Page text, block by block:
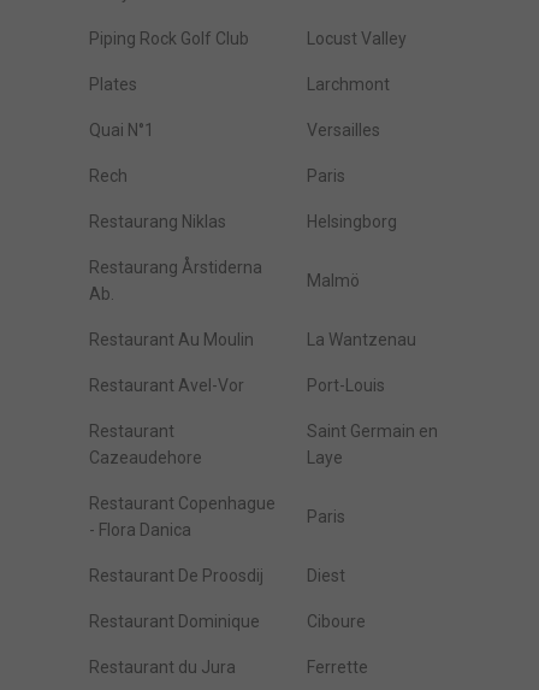
Piping Rock Golf Club Locust Valley
Plates Larchmont
Quai N°1 Versailles
Rech Paris
Restaurang Niklas Helsingborg
Restaurang Årstiderna
Ab.
Malmö
Restaurant Au Moulin La Wantzenau
Restaurant Avel-Vor Port-Louis
Restaurant
Cazeaudehore
Saint Germain en
Laye
Restaurant Copenhague
- Flora Danica
Paris
Restaurant De Proosdij Diest
Restaurant Dominique Ciboure
Restaurant du Jura Ferrette